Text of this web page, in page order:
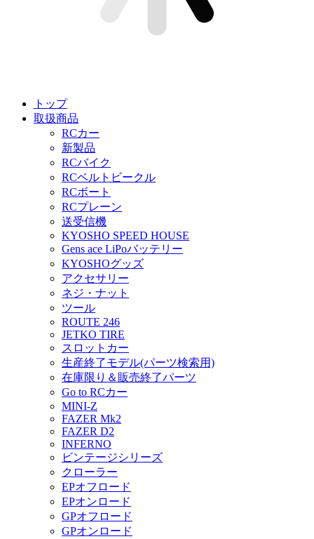
トップ
取扱商品
RCカー
新製品
RCバイク
RCベルトビークル
RCボート
RCプレーン
送受信機
KYOSHO SPEED HOUSE
Gens ace LiPoバッテリー
KYOSHOグッズ
アクセサリー
ネジ・ナット
ツール
ROUTE 246
JETKO TIRE
スロットカー
生産終了モデル(パーツ検索用)
在庫限り＆販売終了パーツ
Go to RCカー
MINI-Z
FAZER Mk2
FAZER D2
INFERNO
ビンテージシリーズ
クローラー
EPオフロード
EPオンロード
GPオフロード
GPオンロード